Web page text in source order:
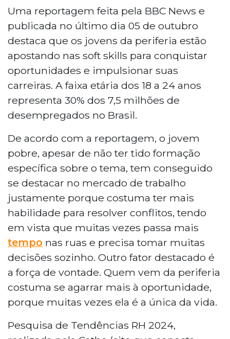
Uma reportagem feita pela BBC News e
publicada no último dia 05 de outubro
destaca que os jovens da periferia estão
apostando nas soft skills para conquistar
oportunidades e impulsionar suas
carreiras. A faixa etária dos 18 a 24 anos
representa 30% dos 7,5 milhões de
desempregados no Brasil.
De acordo com a reportagem, o jovem
pobre, apesar de não ter tido formação
específica sobre o tema, tem conseguido
se destacar no mercado de trabalho
justamente porque costuma ter mais
habilidade para resolver conflitos, tendo
em vista que muitas vezes passa mais
tempo nas ruas e precisa tomar muitas
decisões sozinho. Outro fator destacado é
a força de vontade. Quem vem da periferia
costuma se agarrar mais à oportunidade,
porque muitas vezes ela é a única da vida.
Pesquisa de Tendências RH 2024,